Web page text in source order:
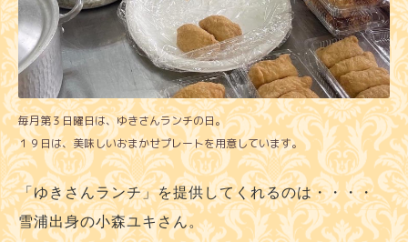
毎月第３日曜日は、ゆきさんランチの日。
１９日は、美味しいおまかせプレートを用意しています。
「ゆきさんランチ」を提供してくれるのは・・・・
雪浦出身の小森ユキさん。